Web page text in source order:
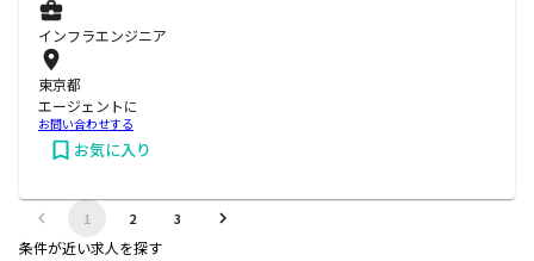
インフラエンジニア
東京都
エージェントに
お問い合わせする
お気に入り
1 2 3
条件が近い求人を探す